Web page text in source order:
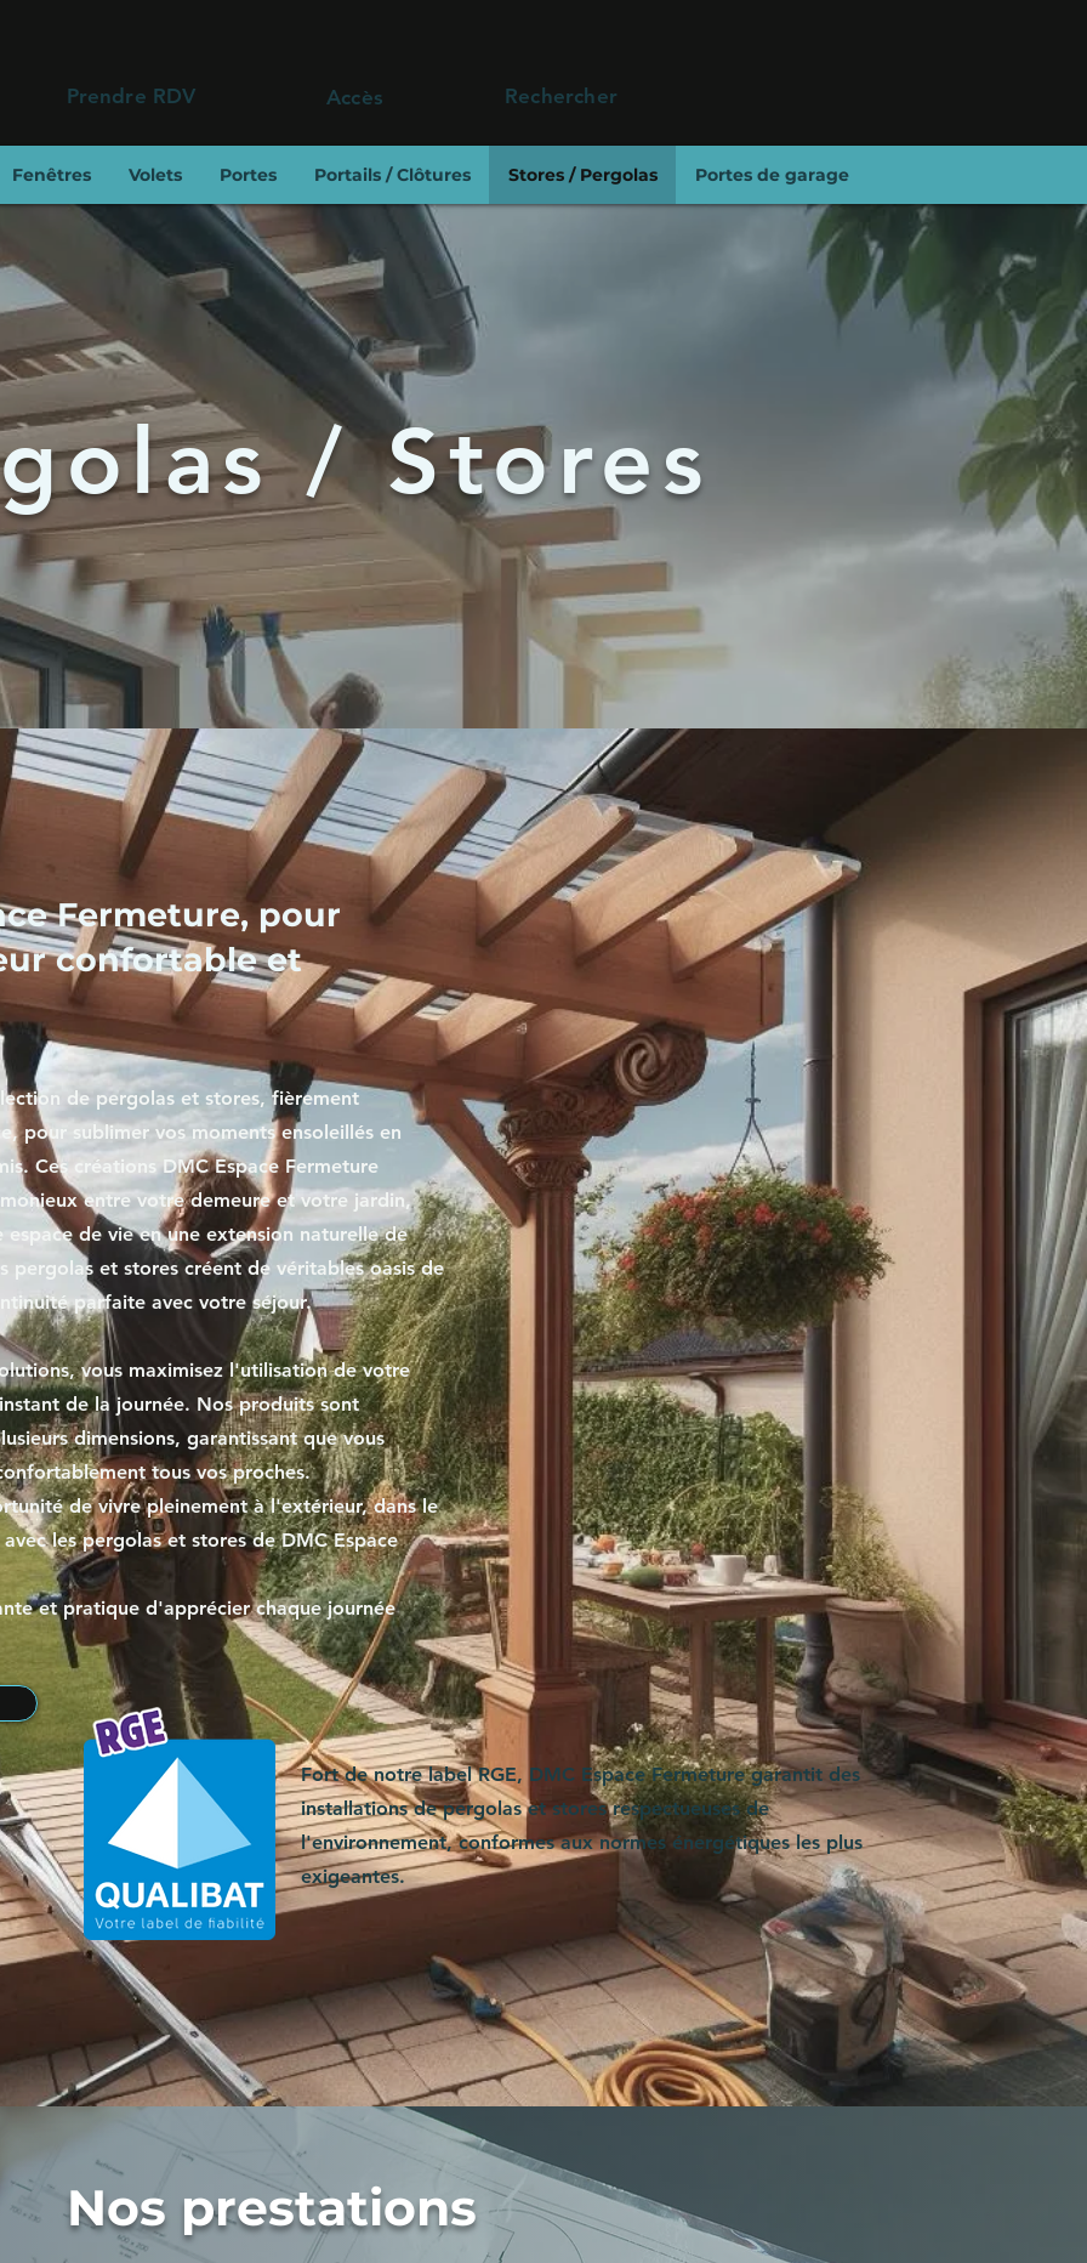
Prendre RDV Accès Rechercher
Fenêtres Volets Portes Portails / Clôtures Stores / Pergolas Portes de garage
/ Stores
Fermeture, pour
confortable et
de pergolas et stores, fièrement
pour sublimer vos moments ensoleillés en
Ces créations DMC Espace Fermeture
entre votre demeure et votre jardin,
de vie en une extension naturelle de
pergolas et stores créent de véritables oasis de
parfaite avec votre séjour.
vous maximisez l'utilisation de votre
de la journée. Nos produits sont
dimensions, garantissant que vous
tous vos proches.
de vivre pleinement à l'extérieur, dans le
les pergolas et stores de DMC Espace
et pratique d'apprécier chaque journée
Fort de notre label RGE, DMC Espace Fermeture garantit des
installations de pergolas et stores respectueuses de
l'environnement, conformes aux normes énergétiques les plus
exigeantes.
Nos prestations